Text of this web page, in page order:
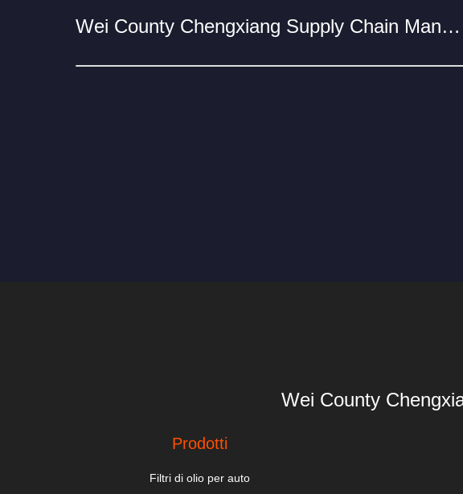
Wei County Chengxiang Supply Chain Management Co., Ltd.
Wei County
Prodotti
Filtri di olio per auto